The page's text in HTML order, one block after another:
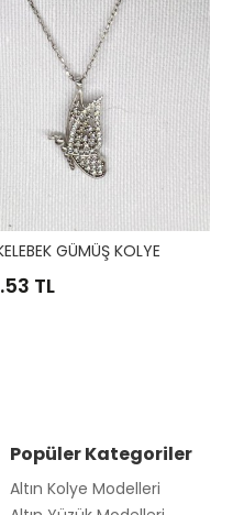
GÜMÜŞ KOLYE
TL
Popüler Kategoriler
Altın Kolye Modelleri